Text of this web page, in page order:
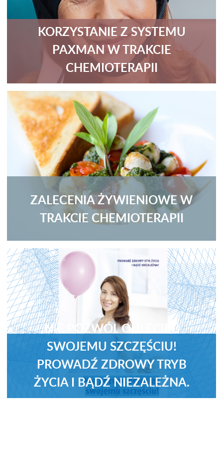
KORZYSTANIE Z SYSTEMU
PAXMAN W TRAKCIE
CHEMIOTERAPII
ZALECENIA ŻYWIENIOWE W
TRAKCIE CHEMIOTERAPII
NIE POZWÓL ODLECIEĆ
SWOJEMU SZCZĘŚCIU!
PROWADŹ ZDROWY TRYB
ŻYCIA I BĄDŹ NIEZALEŻNA.